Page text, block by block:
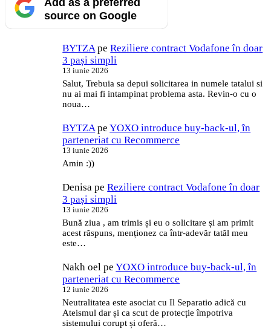
source on Google
BYTZA peReziliere contract Vodafone în doar
3 pași simpli
13 iunie 2026
Salut, Trebuia sa depui solicitarea in numele tatalui si
nu ai mai fi intampinat problema asta. Revin-o cu o
noua…
BYTZA peYOXO introduce buy-back-ul, în
parteneriat cu Recommerce
13 iunie 2026
Amin :))
Denisa peReziliere contract Vodafone în doar
3 pași simpli
13 iunie 2026
Bună ziua , am trimis și eu o solicitare și am primit
acest răspuns, menționez ca într-adevăr tatăl meu
este…
Nakh oel peYOXO introduce buy-back-ul, în
parteneriat cu Recommerce
12 iunie 2026
Neutralitatea este asociat cu Il Separatio adică cu
Ateismul dar și ca scut de protecție împotriva
sistemului corupt și oferă…